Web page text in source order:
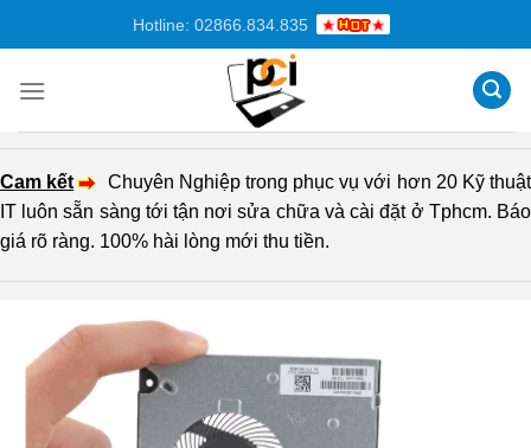
dung
Hotline: 02866.834.835
Cam kết
Chuyên Nghiệp trong phục vụ với hơn 20 Kỹ thuật
IT luôn sẵn sàng tới tận nơi sửa chữa và cài đặt ở Tphcm. Báo
giá rõ ràng. 100% hài lòng mới thu tiền.